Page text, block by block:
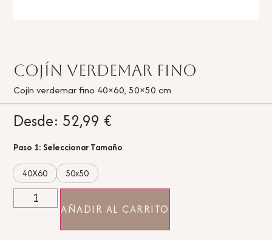
Cojín Verdemar Fino
Cojín verdemar fino 40×60, 50×50 cm
Desde: 52,99 €
Paso 1: Seleccionar Tamaño
40X60 50x50
AÑADIR AL CARRITO